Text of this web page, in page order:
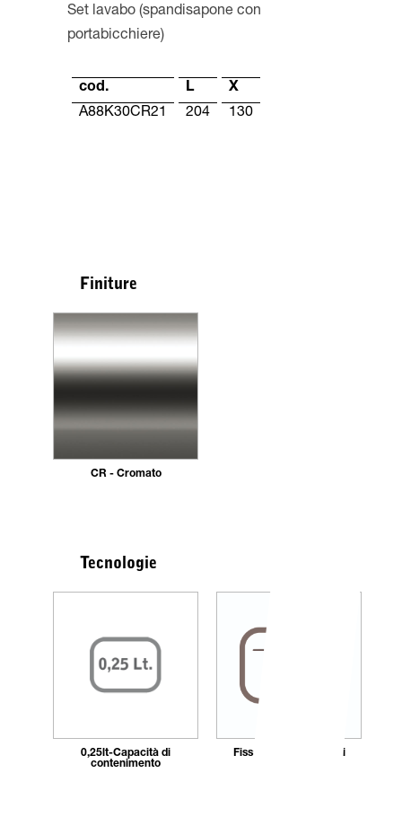
Set lavabo (spandisapone con
portabicchiere)
cod. L
X
A88K30CR21
204 130
Finiture
CR - Cromato
Tecnologie
0,25lt-Capacità di
contenimento
Fissaggio_con_tasselli